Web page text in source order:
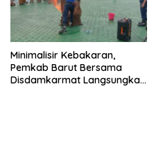
Minimalisir Kebakaran,
Pemkab Barut Bersama
Disdamkarmat Langsungkan